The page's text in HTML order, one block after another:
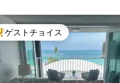
好評のゲストチョイスです。
ゲストチョイス